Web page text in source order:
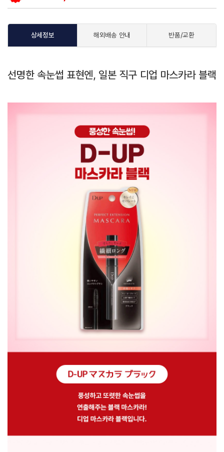
상세정보 해외배송 안내 반품/교환
선명한 속눈썹 표현엔, 일본 직구 디업 마스카라 블랙